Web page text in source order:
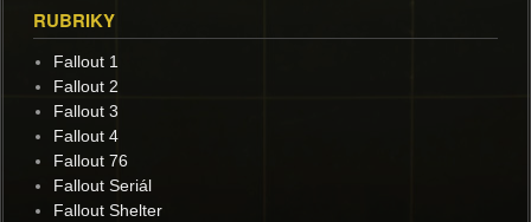
RUBRIKY
Fallout 1
Fallout 2
Fallout 3
Fallout 4
Fallout 76
Fallout Seriál
Fallout Shelter